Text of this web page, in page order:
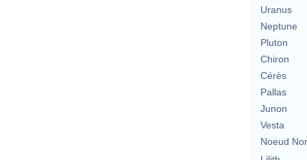
Uranus
Neptune
Pluton
Chiron
Cérès
Pallas
Junon
Vesta
Noeud